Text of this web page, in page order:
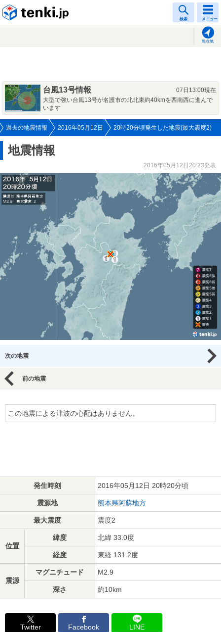
検索 メニュー
現在地
台風13号情報
07日13:00現在
大型で強い台風13号が名護市の北北東約40kmを西南西に進んで
います
過去の地震情報 2016年05月12日 20時20分頃発生した地震(最大震度2)
地震情報
2016年05月12日20:23発表
次の地震
前の地震
この地震による津波の心配はありません。
発生時刻 2016年05月12日 20時20分頃
震源地 熊本県阿蘇地方
最大震度 震度2
位置
緯度 北緯 33.0度
経度 東経 131.2度
震源
マグニチュード M2.9
深さ 約10km
Twitter Facebook LINE